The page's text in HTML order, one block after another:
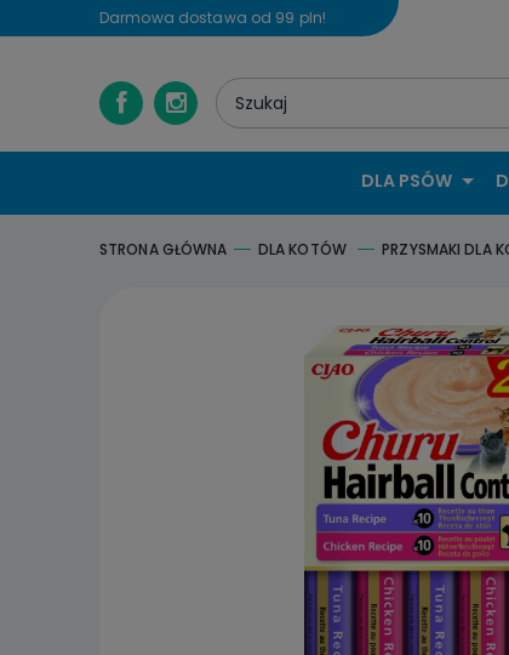
Darmowa dostawa od 99 pln!
DLA PSÓW
STRONA GŁÓWNA DLA KOTÓW PRZYSMAKI DLA